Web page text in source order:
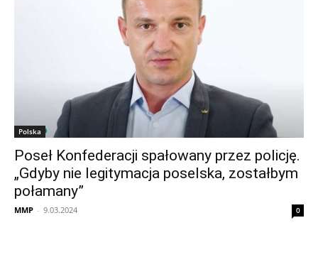
Polska
Poseł Konfederacji spałowany przez policję.
„Gdyby nie legitymacja poselska, zostałbym
połamany”
MMP - 9.03.2024 0